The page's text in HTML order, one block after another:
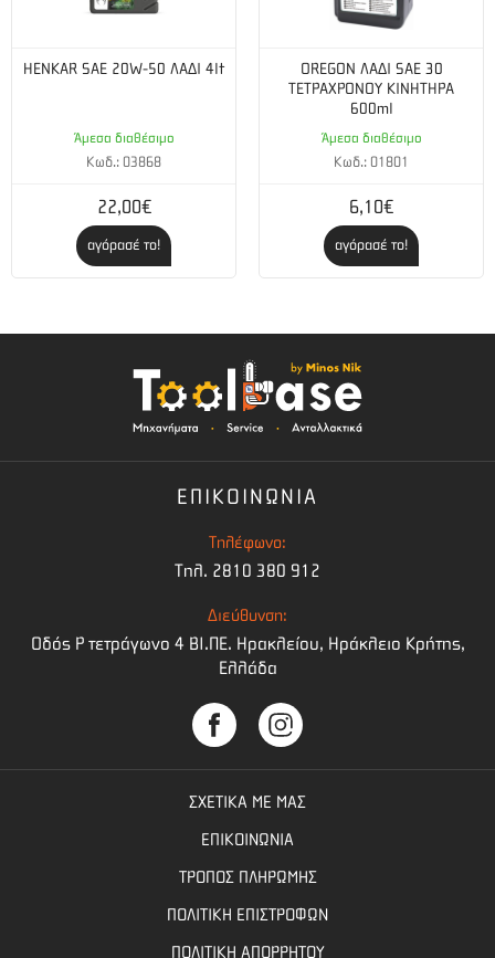
HENKAR SAE 20W-50 ΛΑΔΙ 4lt
Άμεσα διαθέσιμο
Κωδ.: 03868
22,00€
αγόρασέ το!
OREGON ΛΑΔΙ SAE 30
ΤΕΤΡΑΧΡΟΝΟΥ ΚΙΝΗΤΗΡΑ
600ml
Άμεσα διαθέσιμο
Κωδ.: 01801
6,10€
αγόρασέ το!
ΕΠΙΚΟΙΝΩΝΙΑ
Τηλέφωνο:
Τηλ. 2810 380 912
Διεύθυνση:
Οδός Ρ τετράγωνο 4 BI.ΠΕ. Ηρακλείου, Ηράκλειο Κρήτης,
Ελλάδα
ΣΧΕΤΙΚΑ ΜΕ ΜΑΣ
ΕΠΙΚΟΙΝΩΝΙΑ
ΤΡΟΠΟΣ ΠΛΗΡΩΜΗΣ
ΠΟΛΙΤΙΚΗ ΕΠΙΣΤΡΟΦΩΝ
ΠΟΛΙΤΙΚΗ ΑΠΟΡΡΗΤΟΥ